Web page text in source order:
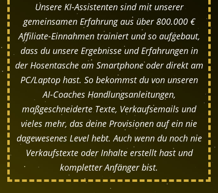
Unsere KI-Assistenten sind mit unserer
gemeinsamen Erfahrung aus über 800.000 €
Affiliate-Einnahmen trainiert und so aufgebaut,
dass du unsere Ergebnisse und Erfahrungen in
der Hosentasche am Smartphone oder direkt am
PC/Laptop hast. So bekommst du von unseren
AI-Coaches Handlungsanleitungen,
maßgeschneiderte Texte, Verkaufsemails und
vieles mehr, das deine Provisionen auf ein nie
dagewesenes Level hebt. Auch wenn du noch nie
Verkaufstexte oder Inhalte erstellt hast und
kompletter Anfänger bist.